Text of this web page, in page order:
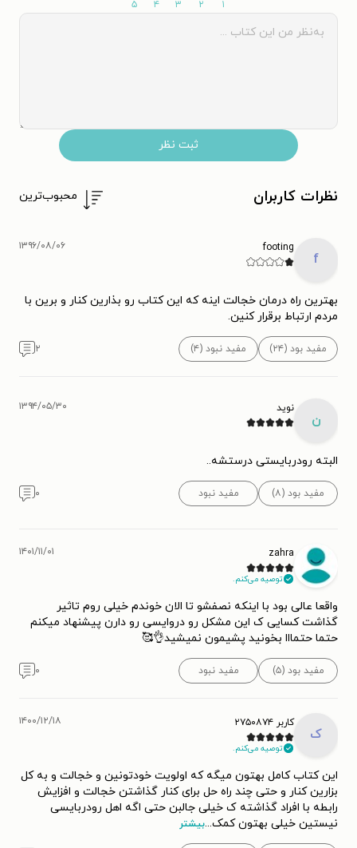
۱ ۲ ۳ ۴ ۵
ثبت نظر
نظرات کاربران محبوب‌ترین
f
footing ۱۳۹۶/۰۸/۰۶
بهترین راه درمان خجالت اینه که این کتاب رو بذارین کنار و برین با
مردم ارتباط برقرار کنین.
مفید بود (۲۴) مفید نبود (۴) ۲
ن
نوید ۱۳۹۴/۰۵/۳۰
البته رودربایستی درستشه..
مفید بود (۸) مفید نبود ۰
zahra
توصیه می‌کنم.
۱۴۰۱/۱۱/۰۱
واقعا عالی بود با اینکه نصفشو تا الان خوندم خیلی روم تاثیر
گذاشت کسایی ک این مشکل رو دروایسی رو دارن پیشنهاد میکنم
حتما حتمااا بخونید پشیمون نمیشید👌🥰
مفید بود (۵) مفید نبود ۰
ک
کاربر ۲۷۵۰۸۷۴
توصیه می‌کنم.
۱۴۰۰/۱۲/۱۸
این کتاب کامل بهتون میگه که اولویت خودتونین و خجالت و به کل
بزارین کنار و حتی چند راه حل برای کنار گذاشتن خجالت و افزایش
رابطه با افراد گذاشته ک خیلی جالبن حتی اگه اهل رودربایسی
نیستین خیلی بهتون کمک...بیشتر